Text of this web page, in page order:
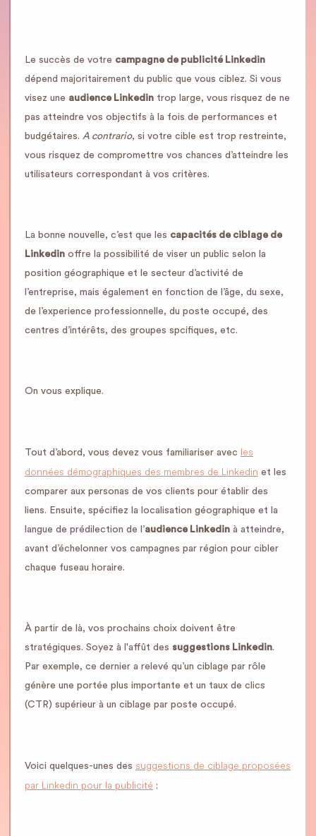
Le succès de votre campagne de publicité Linkedin
dépend majoritairement du public que vous ciblez. Si vous
visez une audience Linkedin trop large, vous risquez de ne
pas atteindre vos objectifs à la fois de performances et
budgétaires. A contrario, si votre cible est trop restreinte,
vous risquez de compromettre vos chances d’atteindre les
utilisateurs correspondant à vos critères.
La bonne nouvelle, c’est que les capacités de ciblage de
Linkedin offre la possibilité de viser un public selon la
position géographique et le secteur d’activité de
l’entreprise, mais également en fonction de l’âge, du sexe,
de l’experience professionnelle, du poste occupé, des
centres d’intérêts, des groupes spcifiques, etc.
On vous explique.
Tout d’abord, vous devez vous familiariser avec les
données démographiques des membres de Linkedin et les
comparer aux personas de vos clients pour établir des
liens. Ensuite, spécifiez la localisation géographique et la
langue de prédilection de l’audience Linkedin à atteindre,
avant d’échelonner vos campagnes par région pour cibler
chaque fuseau horaire.
À partir de là, vos prochains choix doivent être
stratégiques. Soyez à l'affût des suggestions Linkedin.
Par exemple, ce dernier a relevé qu’un ciblage par rôle
génère une portée plus importante et un taux de clics
(CTR) supérieur à un ciblage par poste occupé.
Voici quelques-unes des suggestions de ciblage proposées
par Linkedin pour la publicité :